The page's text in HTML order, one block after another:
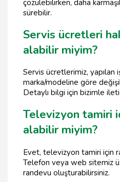
çözülebilirken, daha
sürebilir.
Servis ücretleri
alabilir miyim?
Servis ücretlerimiz,
marka/modeline göre
Detaylı bilgi için bizimle
Televizyon tamiri
alabilir miyim?
Evet, televizyon tamiri için
Telefon veya web sitemiz
randevu oluşturabilirsiniz.